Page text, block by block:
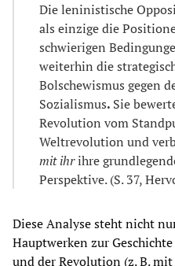
Die leninistische
als einzige die
schwierigen
weiterhin die
Bolschewismus gegen
Sozialismus. Sie
Revolution vom
Weltrevolution und
mit ihrihre
Perspektive. (S. 37,
Diese Analyse steht nicht
Hauptwerken zur
und der Revolution (z. B.